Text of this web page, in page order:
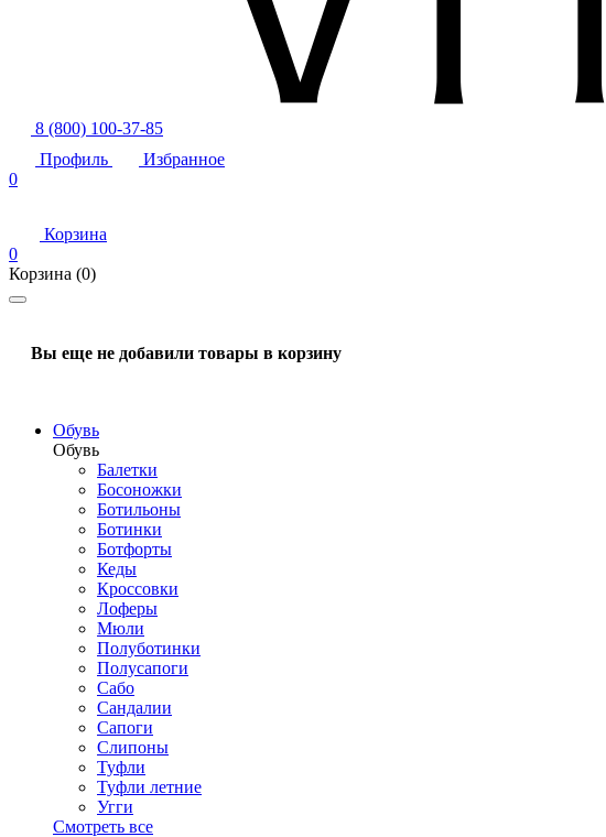
8 (800) 100-37-85
Профиль
Избранное
0
Корзина
0
Корзина (0)
Вы еще не добавили товары в корзину
Обувь
Обувь
Балетки
Босоножки
Ботильоны
Ботинки
Ботфорты
Кеды
Кроссовки
Лоферы
Мюли
Полуботинки
Полусапоги
Сабо
Сандалии
Сапоги
Слипоны
Туфли
Туфли летние
Угги
Смотреть все